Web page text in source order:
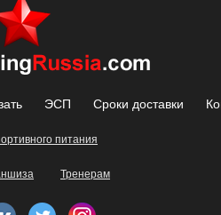
ЭСП Сроки доставки
питания
Тренерам